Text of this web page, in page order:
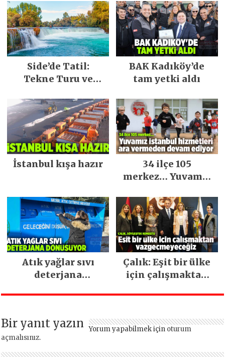
Side’de Tatil:
Tekne Turu ve
BAK Kadıköy’de
tam yetki aldı
İstanbul kışa hazır
34 ilçe 105
merkez… Yuvamız
ara vermeden
devam ediyor
Atık yağlar sıvı
deterjana
Çalık: Eşit bir ülke
için çalışmaktan
Bir yanıt yazın Yorum yapabilmek için oturum
açmalısınız.